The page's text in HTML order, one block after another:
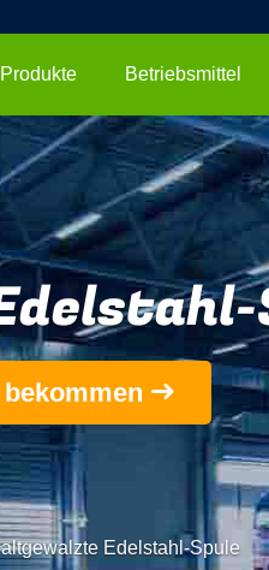
Produkte Betriebsmittel
Edelstahl-Spule